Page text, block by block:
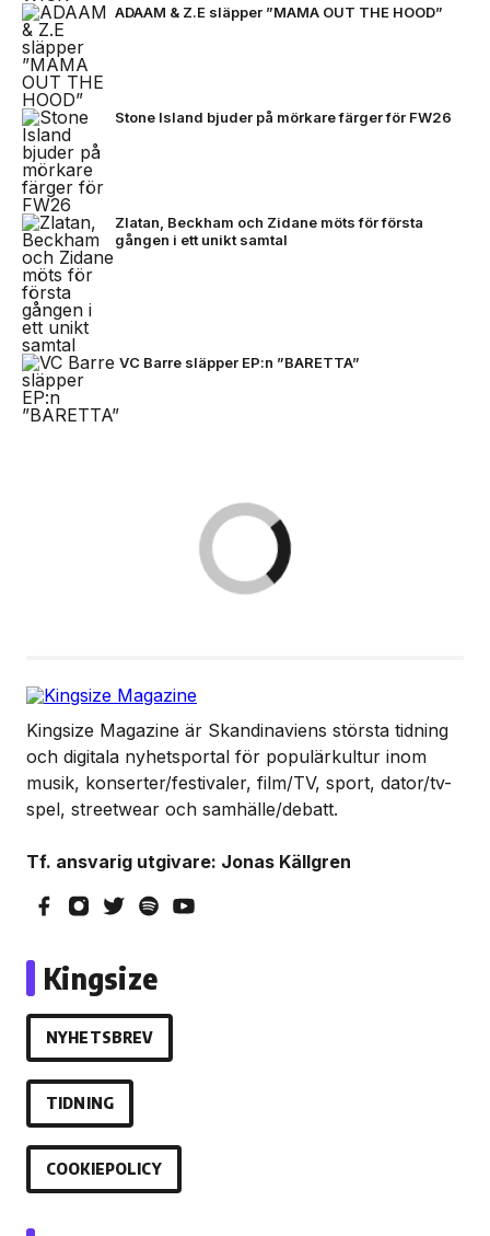
ADAAM & Z.E släpper ”MAMA OUT THE HOOD”
Stone Island bjuder på mörkare färger för FW26
Zlatan, Beckham och Zidane möts för första
gången i ett unikt samtal
VC Barre släpper EP:n ”BARETTA”
Kingsize Magazine är Skandinaviens största tidning
och digitala nyhetsportal för populärkultur inom
musik, konserter/festivaler, film/TV, sport, dator/tv-
spel, streetwear och samhälle/debatt.
Tf. ansvarig utgivare: Jonas Källgren
Kingsize
NYHETSBREV
TIDNING
COOKIEPOLICY